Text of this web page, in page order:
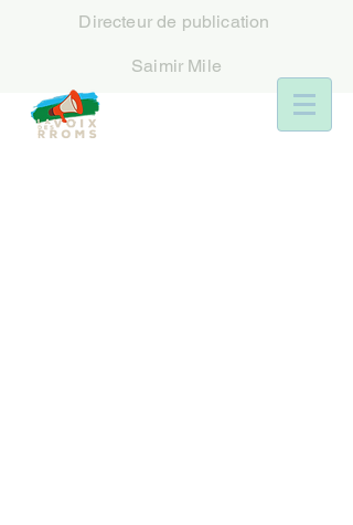
Directeurde publication
Saimir Mile